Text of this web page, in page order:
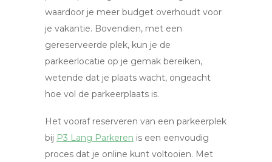
waardoor je meer budget overhoudt voor
je vakantie. Bovendien, met een
gereserveerde plek, kun je de
parkeerlocatie op je gemak bereiken,
wetende dat je plaats wacht, ongeacht
hoe vol de parkeerplaats is.
Het vooraf reserveren van een parkeerplek
bij P3 Lang Parkeren is een eenvoudig
proces dat je online kunt voltooien. Met